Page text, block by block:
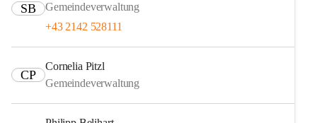
SB
Gemeindeverwaltung
+43 2142 528111
CP
Cornelia Pitzl
Gemeindeverwaltung